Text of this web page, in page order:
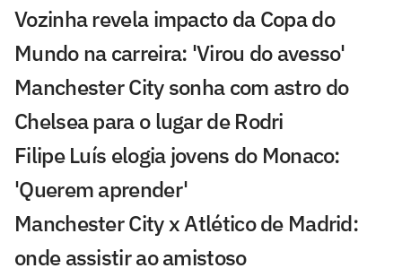
Vozinha revela impacto da Copa do
Mundo na carreira: 'Virou do avesso'
Manchester City sonha com astro do
Chelsea para o lugar de Rodri
Filipe Luís elogia jovens do Monaco:
'Querem aprender'
Manchester City x Atlético de Madrid:
onde assistir ao amistoso